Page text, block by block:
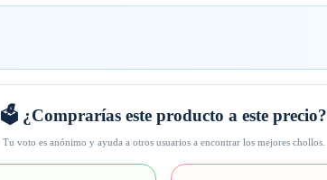
🗳️ ¿Comprarías este producto a este precio?
Tu voto es anónimo y ayuda a otros usuarios a encontrar los mejores chollos.